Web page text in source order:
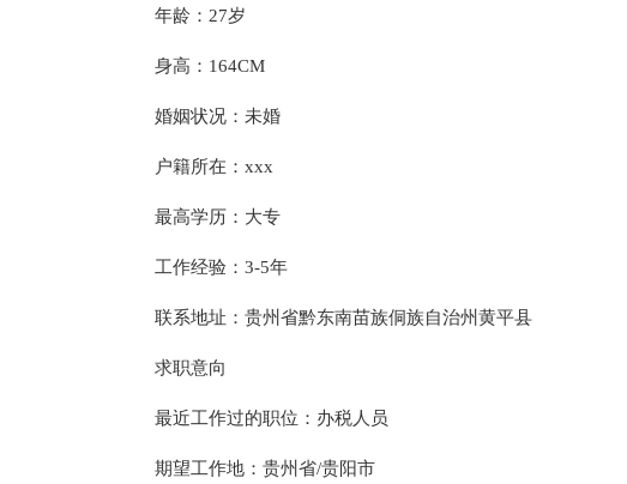
年龄：27岁
身高：164CM
婚姻状况：未婚
户籍所在：xxx
最高学历：大专
工作经验：3-5年
联系地址：贵州省黔东南苗族侗族自治州黄平县
求职意向
最近工作过的职位：办税人员
期望工作地：贵州省/贵阳市